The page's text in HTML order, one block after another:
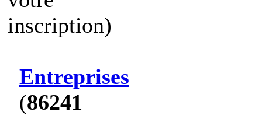
inscription)
Entreprises
(86241